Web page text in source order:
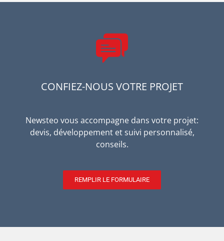
CONFIEZ-NOUS VOTRE PROJET
Newsteo vous accompagne dans votre projet:
devis, développement et suivi personnalisé,
conseils.
REMPLIR LE FORMULAIRE